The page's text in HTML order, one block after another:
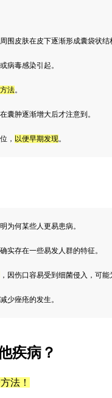
围皮肤在皮下逐渐形成囊袋状结
病毒感染引起。
法。
囊肿逐渐增大后才注意到。
， 以便早期发现。
为何某些人更易患病。
确实存在一些易发人群的特征。
，因伤口容易受到细菌侵入，可
少痤疮的发生。
疾病？
法！